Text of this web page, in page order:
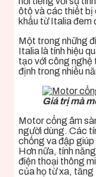
ôtô và các thiết bị
khẩu từ Italia đem
Một trong những
Italia là tính hiệu
tạo với công nghệ
định trong nhiều
Giá trị mà
Motor cổng âm
người dùng. Các
chống va đập
Hơn nữa, tính
điện thoại thông
của họ từ xa, tăng